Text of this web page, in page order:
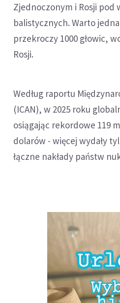
Zjednoczonym i Rosji
balistycznych. Warto
przekroczy 1000 głowic,
Rosji.
Według raportu
(ICAN), w 2025 roku
osiągając rekordowe 119
dolarów - więcej wydały
łączne nakłady państw